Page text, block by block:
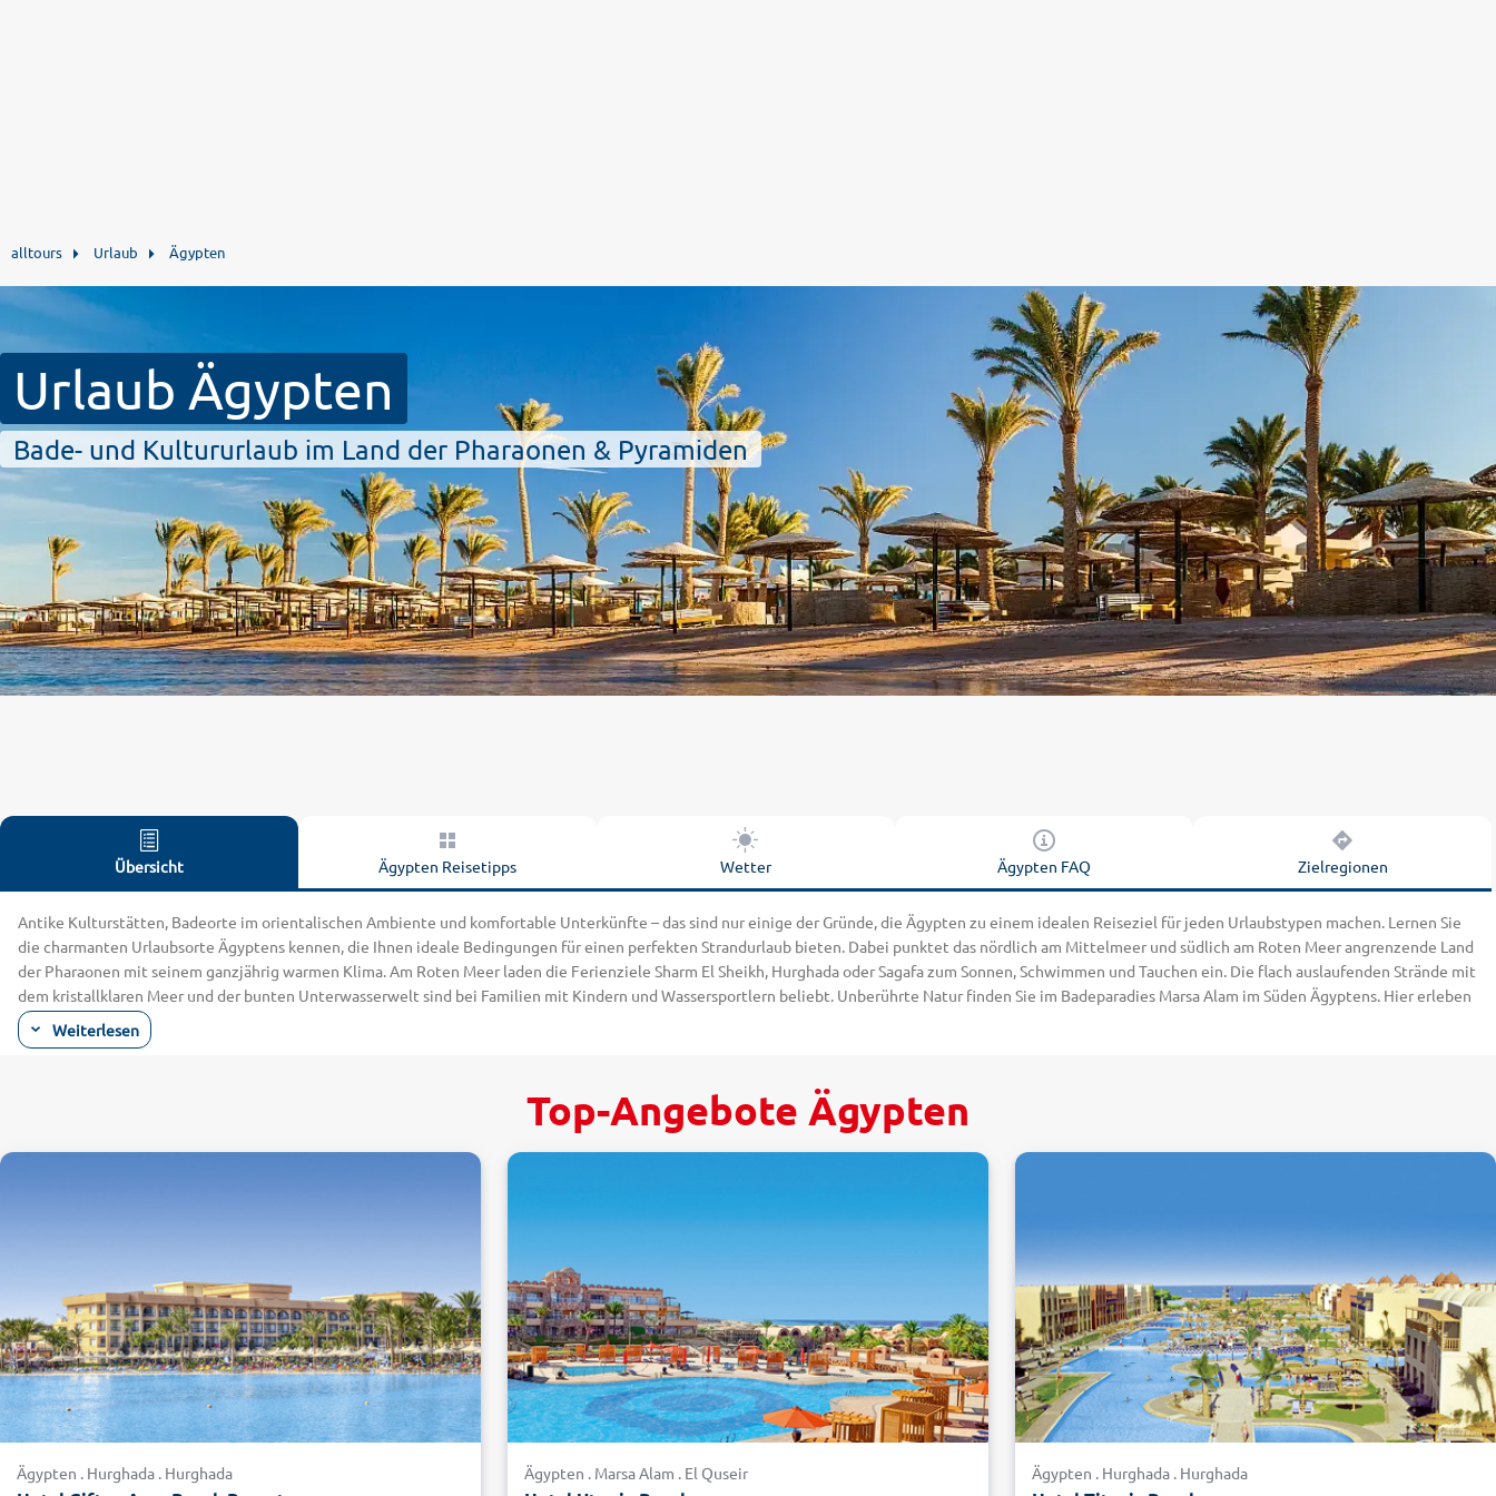
alltours Urlaub Ägypten
Urlaub Ägypten
Bade- und Kultururlaub im Land der Pharaonen & Pyramiden
Übersicht Ägypten Reisetipps Wetter Ägypten FAQ Zielregionen
Antike Kulturstätten, Badeorte im orientalischen Ambiente und komfortable Unterkünfte – das sind nur einige der Gründe, die Ägypten zu einem idealen Reiseziel für jeden Urlaubstypen machen. Lernen Sie
die charmanten Urlaubsorte Ägyptens kennen, die Ihnen ideale Bedingungen für einen perfekten Strandurlaub bieten. Dabei punktet das nördlich am Mittelmeer und südlich am Roten Meer angrenzende Land
der Pharaonen mit seinem ganzjährig warmen Klima. Am Roten Meer laden die Ferienziele Sharm El Sheikh, Hurghada oder Sagafa zum Sonnen, Schwimmen und Tauchen ein. Die flach auslaufenden Strände mit
dem kristallklaren Meer und der bunten Unterwasserwelt sind bei Familien mit Kindern und Wassersportlern beliebt. Unberührte Natur finden Sie im Badeparadies Marsa Alam im Süden Ägyptens. Hier erleben
Sie als Taucher in der U-förmigen Bucht von Abu Dabba eindrucksvolle Szenen: In den leicht zugänglichen Riffen tummeln sich zwischen den Korallen auch Meeresschildkröten, Delfine und riesige, gänzlich
ungefährlichen Seekühe.
der Sphinx, die nahe der Hauptstadt Kairo in den Himmel ragen – im Falle der Cheops-Pyramide ursprünglich 146 Meter. Sie gelten als das letzte noch erhaltene Bauwerk der sieben Weltwunder der Antike.
Auch das Tal der Könige mit mehr als 60 Pharaonengräbern in Luxor sowie der Tempel von Abu Simbel in Südägypten hinterlassen in Ihrem Ägypten-Urlaub bleibende Eindrücke. Erfahren Sie mehr zu Ihrer
Wüstenregionen. Die Lybische Wüste erstreckt sich über den Westen Ägyptens, während die Arabische Wüste den östlichen Teil des Landes bedeckt. Zeigt sich die westliche Wüste recht karg, präsentiert sich
die östliche deutlich farbenfroher. Beeindruckende Natur erwartet Sie auch auf der ins Rote Meer ragenden Halbinsel Sinai. Sie bietet herrliche Strände und ist im Süden von schroffen Gebirgen geprägt.
Kulturliebhaber besichtigen den nahezu vollständig erhaltenen Horus-Tempel aus dem 2. Jahrhundert vor Christus. Buchen Sie jetzt Ihren Urlaub in Ägypten mit alltours sensationell günstig und genießen Sie
Sonne, Strand und orientalisches Flair!
Wichtige Informationen zur Einreise und Visumspflicht in Ägypten
Digitales Einreisesystem ab 01.02.2026:Bisher wurden bei der Einreise mit dem Personalausweis eine Einreisekarte ausgestellt. Nach Angaben der ägyptischen Behörden wird ab dem 01. Februar 2026 ein
digitales Einreisesystem eingeführt, welches die bisherigen Ein- und Ausreisekarten ablöst. Aus diesem Grund kommt es bereits vermehrt vor, dass die Einreise mit einem Personalausweis verweigert wird. Es
wird daher empfohlen auf eine Einreise mit dem Personalausweis zu verzichten und stattdessen einen Reisepass als Ausweisdokument mitzuführen. Die aktuellen Informationen zur Einreise und weitere
Informationen zu dem Reiseziel können beim Auswärtigen Amt jederzeit abgerufen werden.
Weiterlesen
Top-Angebote Ägypten
Ägypten . Hurghada . Hurghada Ägypten . Marsa Alam . El Quseir Ägypten . Hurghada . Hurghada